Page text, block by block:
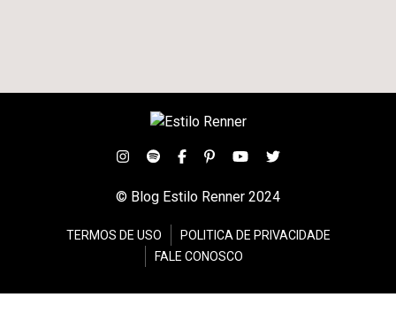
© Blog Estilo Renner 2024
TERMOS DE USO
POLITICA DE PRIVACIDADE
FALE CONOSCO